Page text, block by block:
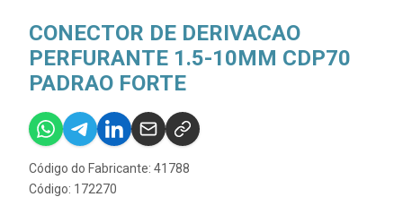
CONECTOR DE DERIVACAO
PERFURANTE 1.5-10MM CDP70
PADRAO FORTE
Código do Fabricante: 41788
Código: 172270